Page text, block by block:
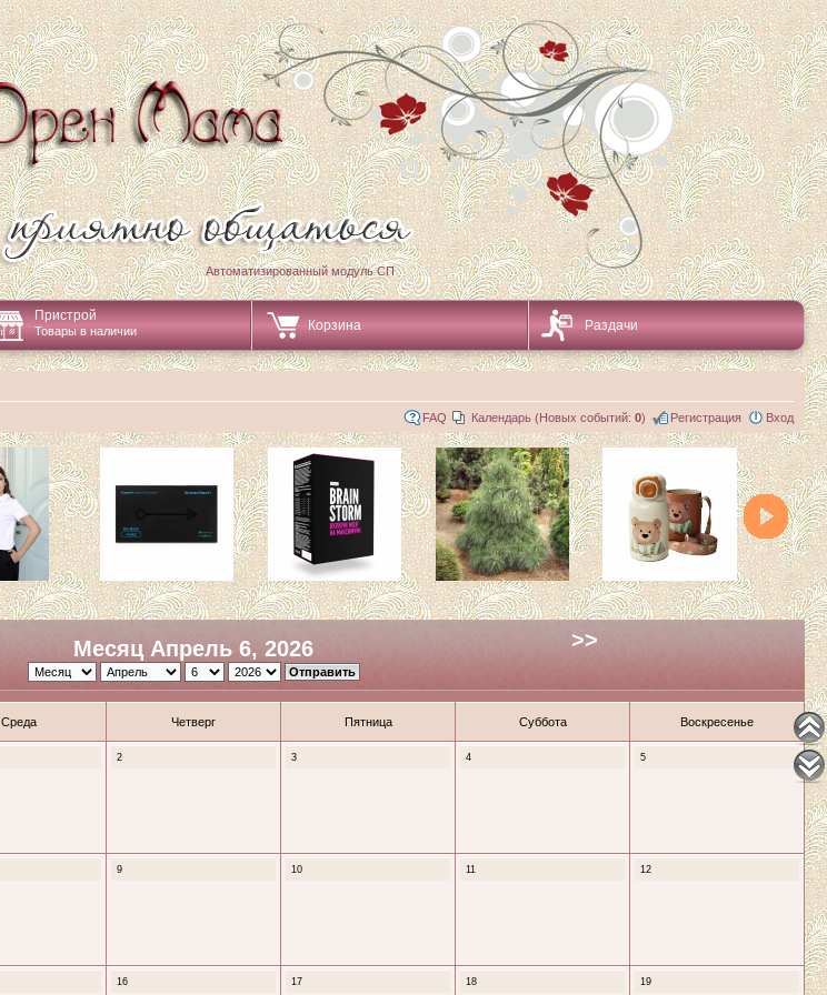
Автоматизированный модуль СП
Пристрой
Товары в наличии Корзина Раздачи
FAQ Календарь (Новых событий: 0) Регистрация Вход
Месяц Апрель 6, 2026 >>
Среда Четверг Пятница Суббота Воскресенье
2 3 4 5
9 10 11 12
16 17 18 19